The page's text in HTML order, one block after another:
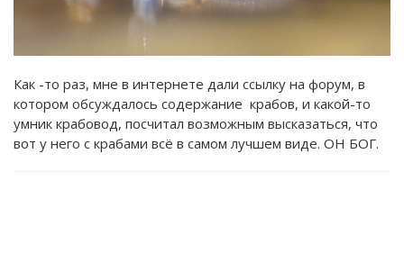
Как -то раз, мне в интернете дали ссылку на форум, в
котором обсуждалось содержание крабов, и какой-то
умник крабовод, посчитал возможным высказаться, что
вот у него с крабами всё в самом лучшем виде. ОН БОГ.